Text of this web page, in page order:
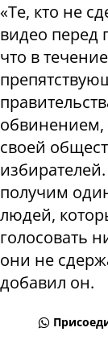
«Те, кто не
видео перед
что в
обвинением,
своей
получим
людей,
голосовать
они не
добавил он.